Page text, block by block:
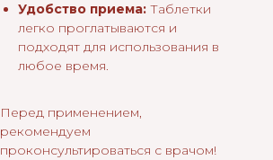
Удобство приема: Таблетки
легко проглатываются и
подходят для использования в
любое время.
Перед применением,
рекомендуем
проконсультироваться с врачом!